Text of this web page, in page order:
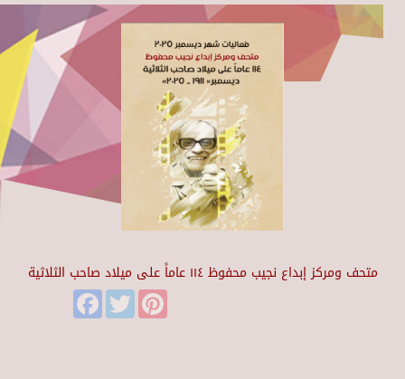
متحف ومركز إبداع نجيب محفوظ ١١٤ عاماً على ميلاد صاحب الثلاثية
FacebookTwitter